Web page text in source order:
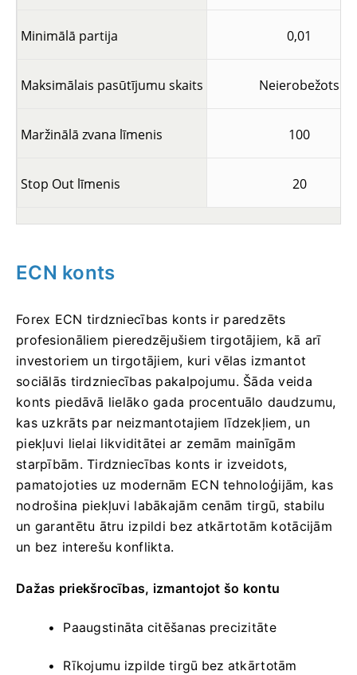
Minimālā partija 0,01
Maksimālais pasūtījumu skaits Neierobežots
Maržinālā zvana līmenis 100
Stop Out līmenis 20
ECN konts
Forex ECN tirdzniecības konts ir paredzēts
profesionāliem pieredzējušiem tirgotājiem, kā arī
investoriem un tirgotājiem, kuri vēlas izmantot
sociālās tirdzniecības pakalpojumu. Šāda veida
konts piedāvā lielāko gada procentuālo daudzumu,
kas uzkrāts par neizmantotajiem līdzekļiem, un
piekļuvi lielai likviditātei ar zemām mainīgām
starpībām.Tirdzniecības konts ir izveidots,
pamatojoties uz modernām ECN tehnoloģijām, kas
nodrošina piekļuvi labākajām cenām tirgū, stabilu
un garantētu ātru izpildi bez atkārtotām kotācijām
un bez interešu konflikta.
Dažas priekšrocības, izmantojot šo kontu
Paaugstināta citēšanas precizitāte
Rīkojumu izpilde tirgū bez atkārtotām